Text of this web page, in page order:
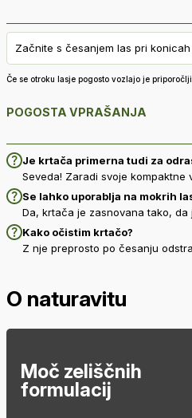
Začnite s česanjem las pri
Če se otroku lasje pogosto vozlajo je
POGOSTA VPRAŠANJA
Je krtača primerna tudi za
Seveda! Zaradi svoje
Se lahko uporablja na mokrih
Da, krtača je zasnovana tako,
Kako očistim krtačo?
Z nje preprosto po česanju
O naturavitu
Moč zeliščnih
formulacij